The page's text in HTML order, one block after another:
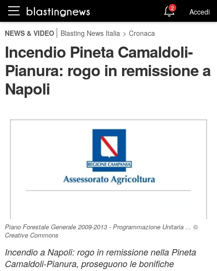
2 Accedi
NEWS & VIDEO Blasting News Italia > Cronaca
Incendio Pineta Camaldoli-
Pianura: rogo in remissione a
Napoli
Piano Forestale Generale 2009-2013 - Programmazione Unitaria ... ©
Creative Commons
Incendio a Napoli: rogo in remissione nella Pineta
Camaldoli-Pianura, proseguono le bonifiche